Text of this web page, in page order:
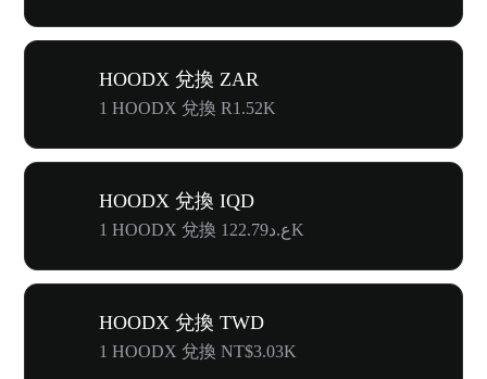
HOODX 兌換 ZAR
1 HOODX 兌換 R1.52K
HOODX 兌換 IQD
1 HOODX 兌換 ع.د122.79K
HOODX 兌換 TWD
1 HOODX 兌換 NT$3.03K